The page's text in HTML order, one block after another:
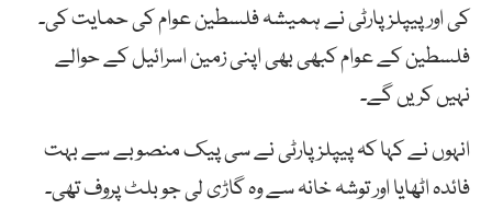
کی اور پیپلز پارٹی نے ہمیشہ فلسطین عوام کی حمایت کی۔
فلسطین کے عوام کبھی بھی اپنی زمین اسرائیل کے حوالے
نہیں کریں گے۔
انہوں نے کہا کہ پیپلز پارٹی نے سی پیک منصوبے سے بہت
فائدہ اٹھایا اور توشہ خانہ سے وہ گاڑی لی جو بلٹ پروف تھی۔